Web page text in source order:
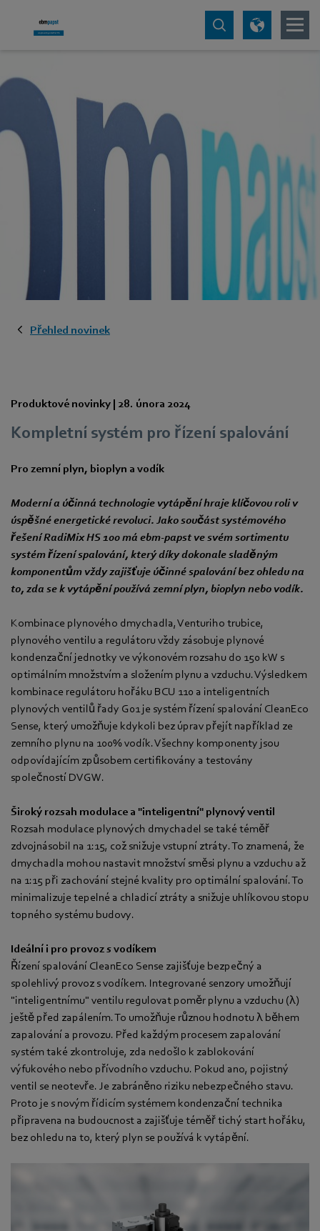
Přehled novinek
Produktové novinky | 28. února 2024
Kompletní systém pro řízení spalování
Pro zemní plyn, bioplyn a vodík
Moderní a účinná technologie vytápění hraje klíčovou roli v
úspěšné energetické revoluci. Jako součást systémového
řešení RadiMix HS 100 má ebm-papst ve svém sortimentu
systém řízení spalování, který díky dokonale sladěným
komponentům vždy zajišťuje účinné spalování bez ohledu na
to, zda se k vytápění používá zemní plyn, bioplyn nebo vodík.
Kombinace plynového dmychadla, Venturiho trubice,
plynového ventilu a regulátoru vždy zásobuje plynové
kondenzační jednotky ve výkonovém rozsahu do 150 kW s
optimálním množstvím a složením plynu a vzduchu. Výsledkem
kombinace regulátoru hořáku BCU 110 a inteligentních
plynových ventilů řady G01 je systém řízení spalování CleanEco
Sense, který umožňuje kdykoli bez úprav přejít například ze
zemního plynu na 100% vodík. Všechny komponenty jsou
odpovídajícím způsobem certifikovány a testovány
společností DVGW.
Široký rozsah modulace a "inteligentní" plynový ventil
Rozsah modulace plynových dmychadel se také téměř
zdvojnásobil na 1:15, což snižuje vstupní ztráty. To znamená, že
dmychadla mohou nastavit množství směsi plynu a vzduchu až
na 1:15 při zachování stejné kvality pro optimální spalování. To
minimalizuje tepelné a chladicí ztráty a snižuje uhlíkovou stopu
topného systému budovy.
Ideální i pro provoz s vodíkem
Řízení spalování CleanEco Sense zajišťuje bezpečný a
spolehlivý provoz s vodíkem. Integrované senzory umožňují
"inteligentnímu" ventilu regulovat poměr plynu a vzduchu (λ)
ještě před zapálením. To umožňuje různou hodnotu λ během
zapalování a provozu. Před každým procesem zapalování
systém také zkontroluje, zda nedošlo k zablokování
výfukového nebo přívodního vzduchu. Pokud ano, pojistný
ventil se neotevře. Je zabráněno riziku nebezpečného stavu.
Proto je s novým řídicím systémem kondenzační technika
připravena na budoucnost a zajišťuje téměř tichý start hořáku,
bez ohledu na to, který plyn se používá k vytápění.